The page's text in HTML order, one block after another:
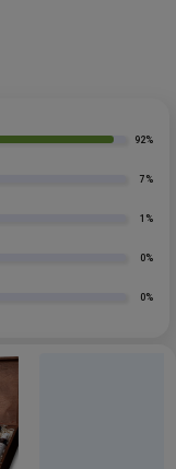
92%
7%
1%
0%
0%